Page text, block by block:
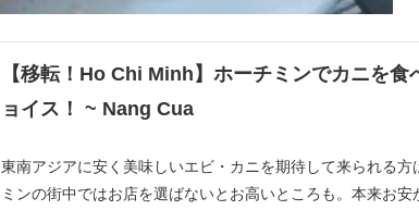
【移転！Ho Chi Minh】ホーチミンでカニを食
ョイス！ ~ Nang Cua
東南アジアに安く美味しいエビ・カニを期待して来られる方
ミンの街中ではお店を選ばないとお高いところも。本来お